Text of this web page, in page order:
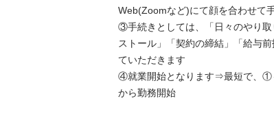
Web(Zoomなど)にて顔を合わせて
③手続きとしては、「日々のやり
ストール」「契約の締結」「給与
ていただきます
④就業開始となります⇒最短で、①
から勤務開始